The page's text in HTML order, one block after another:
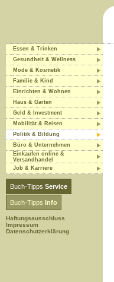
Essen & Trinken
Gesundheit & Wellness
Mode & Kosmetik
Familie & Kind
Einrichten & Wohnen
Haus & Garten
Geld & Investment
Mobilität & Reisen
Politik & Bildung
Büro & Unternehmen
Einkaufen online &
Versandhandel
Job & Karriere
Buch-Tipps Service
Buch-Tipps Info
Haftungsausschluss
Impressum
Datenschutzerklärung